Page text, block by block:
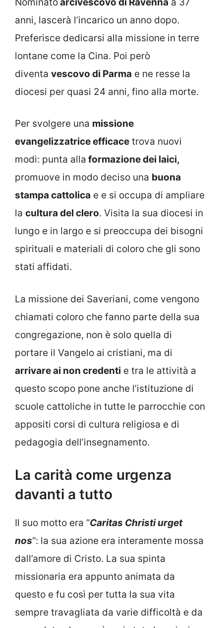
anni, lascerà l’incarico un anno dopo.
Preferisce dedicarsi alla missione in terre
lontane come la Cina. Poi però
diventa vescovo di Parma e ne resse la
diocesi per quasi 24 anni, fino alla morte.
Per svolgere una missione
evangelizzatrice efficace trova nuovi
modi: punta alla formazione dei laici,
promuove in modo deciso una buona
stampa cattolica e e si occupa di ampliare
la cultura del clero. Visita la sua diocesi in
lungo e in largo e si preoccupa dei bisogni
spirituali e materiali di coloro che gli sono
stati affidati.
La missione dei Saveriani, come vengono
chiamati coloro che fanno parte della sua
congregazione, non è solo quella di
portare il Vangelo ai cristiani, ma di
arrivare ai non credenti e tra le attività a
questo scopo pone anche l’istituzione di
scuole cattoliche in tutte le parrocchie con
appositi corsi di cultura religiosa e di
pedagogia dell’insegnamento.
La carità come urgenza
davanti a tutto
Il suo motto era “Caritas Christi urget
nos“: la sua azione era interamente mossa
dall’amore di Cristo. La sua spinta
missionaria era appunto animata da
questo e fu così per tutta la sua vita
sempre travagliata da varie difficoltà e da